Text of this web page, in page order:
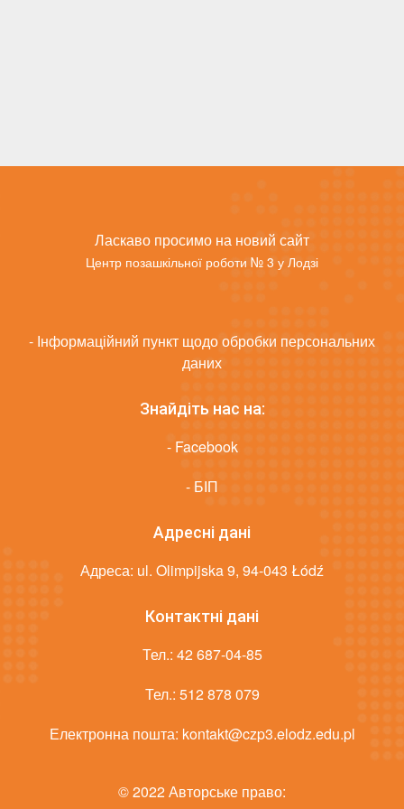
Ласкаво просимо на новий сайт
Центр позашкільної роботи № 3 у Лодзі
- Інформаційний пункт щодо обробки персональних
даних
Знайдіть нас на:
- Facebook
- БІП
Адресні дані
Адреса: ul. Olimpijska 9, 94-043 Łódź
Контактні дані
Тел.: 42 687-04-85
Тел.: 512 878 079
Електронна пошта: kontakt@czp3.elodz.edu.pl
© 2022 Авторське право: